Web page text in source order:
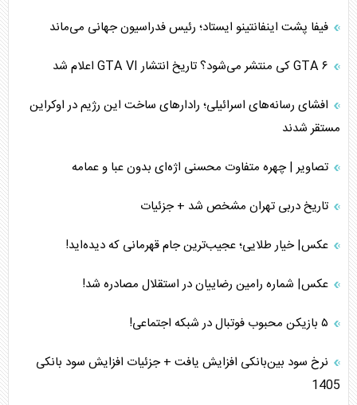
فیفا پشت اینفانتینو ایستاد؛ رئیس فدراسیون جهانی می‌ماند
افشای رسانه‌های اسرائیلی؛ رادارهای ساخت این رژیم در اوکراین
مستقر شدند
تصاویر | چهره متفاوت محسنی اژه‌ای بدون عبا و عمامه
تاریخ دربی تهران مشخص شد + جزئیات
عکس| خیار طلایی؛ عجیب‌ترین جام قهرمانی که دیده‌اید!
عکس| شماره رامین رضاییان در استقلال مصادره شد!
نرخ سود بین‌بانکی افزایش یافت + جزئیات افزایش سود بانکی
1405